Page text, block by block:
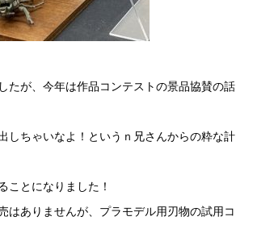
たが、今年は作品コンテストの景品協賛の話
しちゃいなよ！というｎ兄さんからの粋な計
ことになりました！
はありませんが、プラモデル用刃物の試用コ